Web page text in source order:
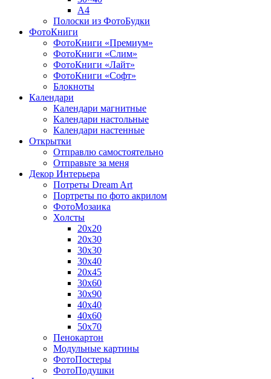
A4
Полоски из ФотоБудки
ФотоКниги
ФотоКниги «Премиум»
ФотоКниги «Слим»
ФотоКниги «Лайт»
ФотоКниги «Софт»
Блокноты
Календари
Календари магнитные
Календари настольные
Календари настенные
Открытки
Отправлю самостоятельно
Отправьте за меня
Декор Интерьера
Потреты Dream Art
Портреты по фото акрилом
ФотоМозаика
Холсты
20х20
20х30
30х30
30х40
20х45
30х60
30х90
40х40
40х60
50х70
Пенокартон
Модульные картины
ФотоПостеры
ФотоПодушки